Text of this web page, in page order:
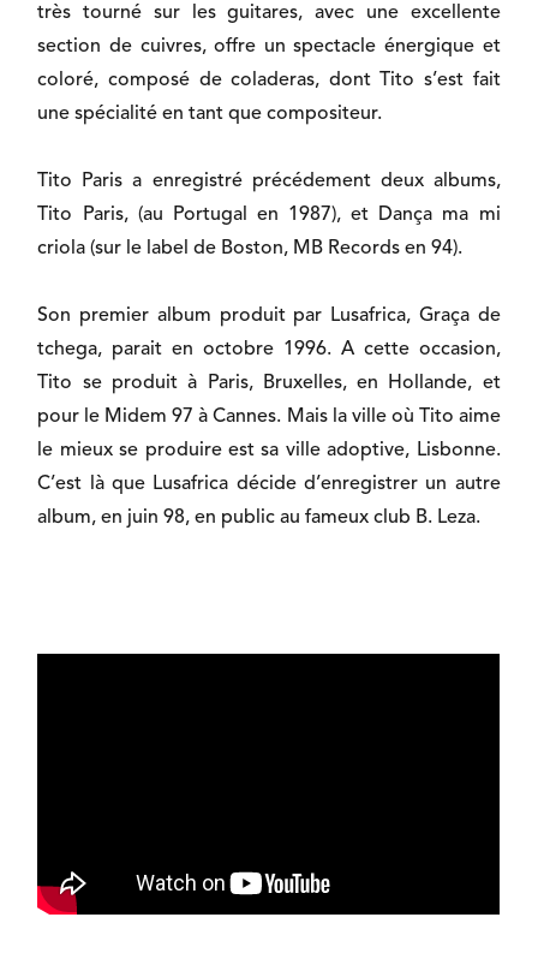
très tourné sur les guitares, avec une excellente
section de cuivres, offre un spectacle énergique et
coloré, composé de coladeras, dont Tito s’est fait
une spécialité en tant que compositeur.
Tito Paris a enregistré précédement deux albums,
Tito Paris, (au Portugal en 1987), et Dança ma mi
criola (sur le label de Boston, MB Records en 94).
Son premier album produit par Lusafrica, Graça de
tchega, parait en octobre 1996. A cette occasion,
Tito se produit à Paris, Bruxelles, en Hollande, et
pour le Midem 97 à Cannes. Mais la ville où Tito aime
le mieux se produire est sa ville adoptive, Lisbonne.
C’est là que Lusafrica décide d’enregistrer un autre
album, en juin 98, en public au fameux club B. Leza.